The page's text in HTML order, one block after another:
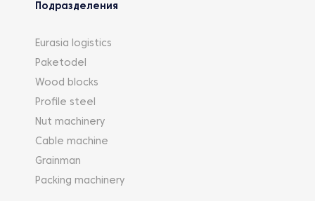
Подразделения
Eurasia logistics
Paketodel
Wood blocks
Profile steel
Nut machinery
Cable machine
Grainman
Packing machinery